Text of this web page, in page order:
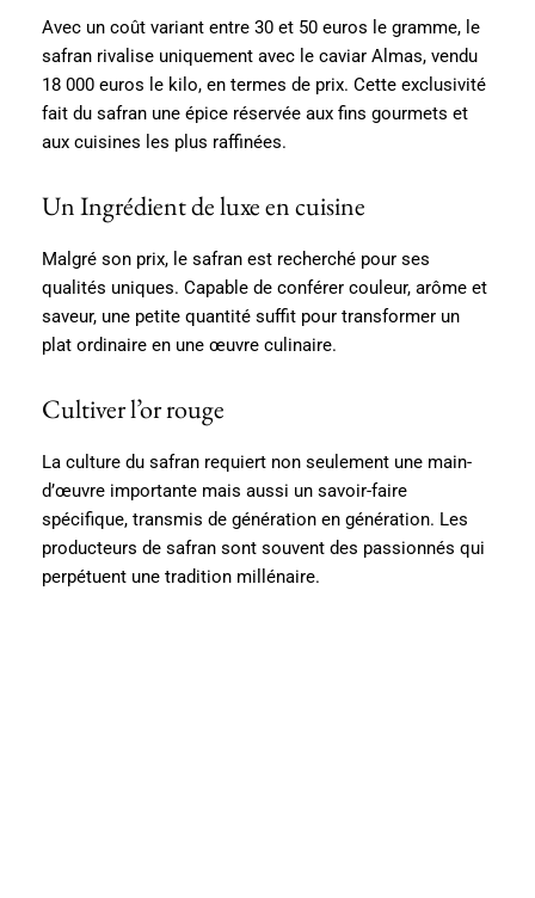
Avec un coût variant entre 30 et 50 euros le gramme, le
safran rivalise uniquement avec le caviar Almas, vendu
18 000 euros le kilo, en termes de prix. Cette exclusivité
fait du safran une épice réservée aux fins gourmets et
aux cuisines les plus raffinées.
Un Ingrédient de luxe en cuisine
Malgré son prix, le safran est recherché pour ses
qualités uniques. Capable de conférer couleur, arôme et
saveur, une petite quantité suffit pour transformer un
plat ordinaire en une œuvre culinaire.
Cultiver l’or rouge
La culture du safran requiert non seulement une main-
d’œuvre importante mais aussi un savoir-faire
spécifique, transmis de génération en génération. Les
producteurs de safran sont souvent des passionnés qui
perpétuent une tradition millénaire.